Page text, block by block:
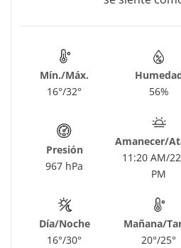
Mín./Máx.
16°/32°
56%
Presión
967 hPa
Amanecer/
11:20 AM/
PM
Día/Noche
16°/30°
Mañana/
20°/25°